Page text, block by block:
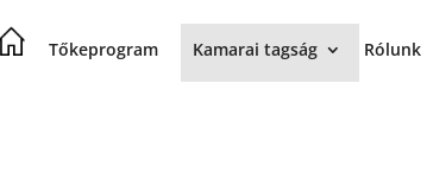
Tőkeprogram Kamarai tagság Rólunk